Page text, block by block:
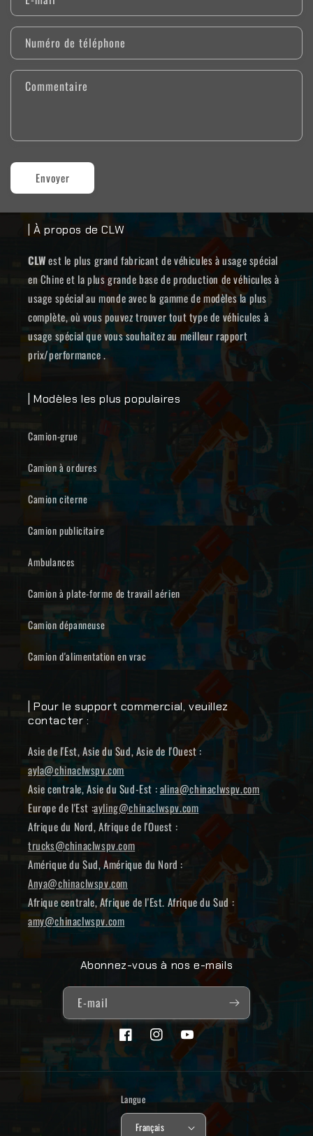
Numéro de téléphone
Commentaire
Envoyer
| À propos de CLW
CLWest le plus grand fabricant de véhicules à usage spécial
en Chine et la plus grande base de production de véhicules à
usage spécial au monde avec la gamme de modèles la plus
complète, où vous pouvez trouver tout type de véhicules à
usage spécial que vous souhaitez au meilleur rapport
prix/performance .
| Modèles les plus populaires
Camion-grue
Camion à ordures
Camion citerne
Camion publicitaire
Ambulances
Camion à plate-forme de travail aérien
Camion dépanneuse
Camion d'alimentation en vrac
| Pour le support commercial, veuillez
contacter :
Asie de l'Est, Asie du Sud, Asie de l'Ouest :
ayla@chinaclwspv.com
Asie centrale, Asie du Sud-Est :alina@chinaclwspv.com
Europe de l'Est :ayling@chinaclwspv.com
Afrique du Nord, Afrique de l'Ouest :
trucks@chinaclwspv.com
Amérique du Sud, Amérique du Nord :
Anya@chinaclwspv.com
Afrique centrale, Afrique de l'Est. Afrique du Sud :
amy@chinaclwspv.com
Abonnez-vous à nos e-mails
E-mail
FacebookInstagramYouTube
Langue
Français